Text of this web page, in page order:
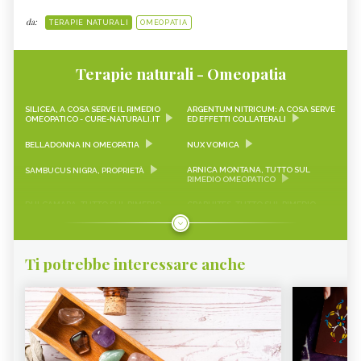
da: TERAPIE NATURALI OMEOPATIA
Terapie naturali - Omeopatia
SILICEA, A COSA SERVE IL RIMEDIO
OMEOPATICO - CURE-NATURALI.IT
ARGENTUM NITRICUM: A COSA SERVE
ED EFFETTI COLLATERALI
BELLADONNA IN OMEOPATIA NUX VOMICA
SAMBUCUS NIGRA, PROPRIETÀ
ARNICA MONTANA, TUTTO SUL
RIMEDIO OMEOPATICO
DULCAMARA, TUTTO SUL RIMEDIO
GRAPHITES, TUTTO SUL RIMEDIO
HYPERICUM, TUTTO SUL RIMEDIO
IGNATIA AMARA, TUTTO SUL RIMEDIO
LACHESIS, TUTTO SUL RIMEDIO
SULPHUR, TUTTO SUL RIMEDIO
OMEOPATICO
AMMONIUM CARBONICUM, TUTTO
SUL RIMEDIO OMEOPATICO
ANACARDIUM ORIENTALE, TUTTO
SUL RIMEDIO OMEOPATICO
ANTIMONIUM CRUDUM, TUTTO SUL
RIMEDIO OMEOPATICO
Ti potrebbe interessare anche